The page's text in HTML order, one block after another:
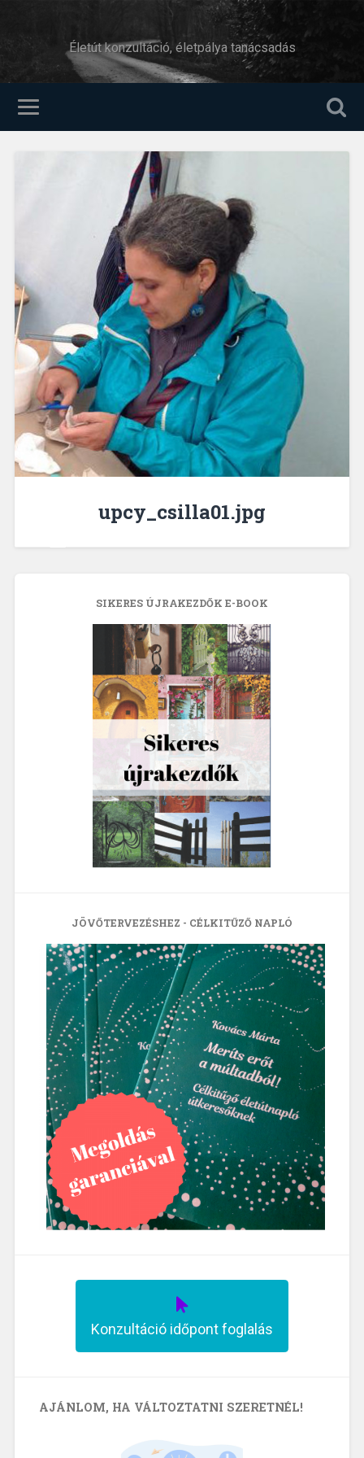
Életút konzultáció, életpálya tanácsadás
upcy_csilla01.jpg
SIKERES ÚJRAKEZDŐK E-BOOK
JÖVŐTERVEZÉSHEZ - CÉLKITŰZŐ NAPLÓ
Konzultáció időpont foglalás
AJÁNLOM, HA VÁLTOZTATNI SZERETNÉL!